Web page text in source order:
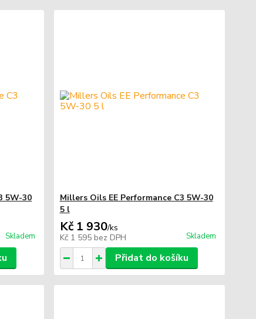
5W-30
Skladem
Millers Oils EE Performance C3 5W-30
5 l
Kč 1 930/ks
Kč 1 595 bez DPH Skladem
Přidat do košíku